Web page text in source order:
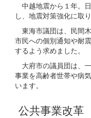
中越地震から１年。
し、地震対策強化に取
東海市議団は、民間
市民への個別通知や耐
するよう求めました。
大府市の議員団は、
事業を高齢者世帯や病
います。
公共事業改革